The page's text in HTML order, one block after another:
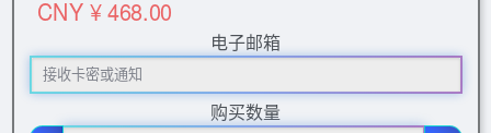
CNY ¥ 468.00
电子邮箱
购买数量